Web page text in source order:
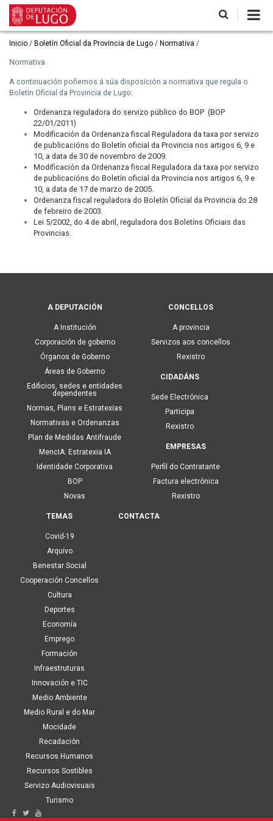
contido
principal
Miga
de
pan
Inicio Boletín Oficial da Provincia de Lugo Normativa
Normativa
A continuación poñemos á súa disposición a normativa que regula o
Boletín Oficial da Provincia de Lugo:
Ordenanza reguladora do servizo público do BOP (BOP
22/01/2011)
Modificación da Ordenanza fiscal Reguladora da taxa por servizo
de publicacións do Boletín oficial da Provincia nos artigos 6, 9 e
10, a data de 30 de novembro de 2009.
Modificación da Ordenanza fiscal Reguladora da taxa por servizo
de publicacións do Boletín oficial da Provincia nos artigos 6, 9 e
10, a data de 17 de marzo de 2005.
Ordenanza fiscal reguladora do Boletín Oficial da Provincia do 28
de febreiro de 2003.
Lei 5/2002, do 4 de abril, reguladora dos Boletíns Oficiais das
Provincias.
navigation
A DEPUTACIÓN
A Institución
Corporación de goberno
Órganos de Goberno
Áreas de Goberno
Edificios, sedes e entidades
dependentes
Normas, Plans e Estratexias
Normativas e Ordenanzas
Plan de Medidas Antifraude
MencIA: Estratexia IA
Identidade Corporativa
BOP
Novas
CONCELLOS
A provincia
Servizos aos concellos
Rexistro
CIDADÁNS
Sede Electrónica
Participa
Rexistro
EMPRESAS
Perfil do Contratante
Factura electrónica
Rexistro
TEMAS
Covid-19
Arquivo
Benestar Social
Cooperación Concellos
Cultura
Deportes
Economía
Emprego
Formación
Infraestruturas
Innovación e TIC
Medio Ambiente
Medio Rural e do Mar
Mocidade
Recadación
Recursos Humanos
Recursos Sostibles
Servizo Audiovisuais
Turismo
CONTACTA